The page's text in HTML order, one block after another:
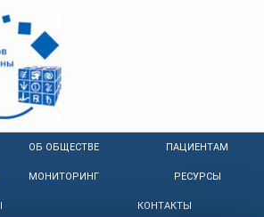
ОБ ОБЩЕСТВЕ ПАЦИЕНТАМ
МОНИТОРИНГ РЕСУРСЫ
КОНТАКТЫ